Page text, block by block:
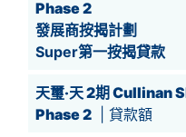
Phase 2
發展商按揭計劃
Super第一按揭貸款
天璽‧天 2期 Cullinan
Phase 2
| 貸款額